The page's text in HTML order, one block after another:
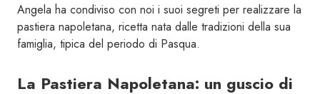
Angela ha condiviso con noi i suoi segreti per realizzare la
pastiera napoletana, ricetta nata dalle tradizioni della sua
famiglia, tipica del periodo di Pasqua.
La Pastiera Napoletana: un guscio di